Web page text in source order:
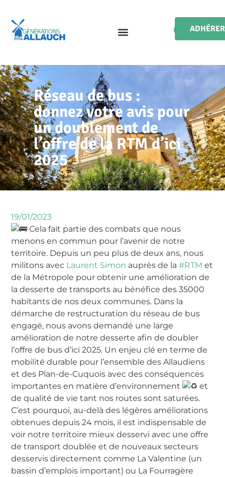
ADHÉRER
Réseau de bus :
donnez votre avis pour
un doublement de
l’offre de la RTM d’ici
2025
19/01/2023
Cela fait partie des combats que nous
menons en commun pour l’avenir de notre
territoire. Depuis un peu plus de deux ans, nous
militons avec Laurent Simon auprès de la#RTM et
de la Métropole pour obtenir une amélioration de
la desserte de transports au bénéfice des 35000
habitants de nos deux communes. Dans la
démarche de restructuration du réseau de bus
engagé, nous avons demandé une large
amélioration de notre desserte afin de doubler
l’offre de bus d’ici 2025. Un enjeu clé en terme de
mobilité durable pour l’ensemble des Allaudiens
et des Plan-de-Cuquois avec des conséquences
importantes en matière d’environnement
et
de qualité de vie tant nos routes sont saturées.
C’est pourquoi, au-delà des légères améliorations
obtenues depuis 24 mois, il est indispensable de
voir notre territoire mieux desservi avec une offre
de transport doublée et de nouveaux secteurs
desservis directement comme La Valentine (un
bassin d’emplois important) ou La Fourragère